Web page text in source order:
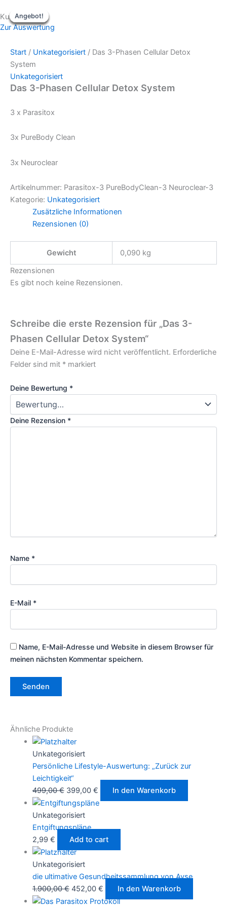
Inhalt
springen
Kurse
Zur Auswertung
Start / Unkategorisiert / Das 3-Phasen Cellular Detox
System
Unkategorisiert
Das 3-Phasen Cellular Detox System
3 x Parasitox
3x PureBody Clean
3x Neuroclear
Artikelnummer: Parasitox-3 PureBodyClean-3 Neuroclear-3
Kategorie: Unkategorisiert
Zusätzliche Informationen
Rezensionen (0)
Gewicht
0,090 kg
Rezensionen
Es gibt noch keine Rezensionen.
Schreibe die erste Rezension für „Das 3-
Phasen Cellular Detox System“
Deine E-Mail-Adresse wird nicht veröffentlicht. Erforderliche
Felder sind mit * markiert
Deine Bewertung *
Deine Rezension *
Name *
E-Mail *
Name, E-Mail-Adresse und Website in diesem Browser für
meinen nächsten Kommentar speichern.
Ähnliche Produkte
Angebot!
Angebot!
Unkategorisiert
Persönliche Lifestyle-Auswertung: „Zurück zur
Leichtigkeit“
499,00€ 399,00 € In den Warenkorb
Unkategorisiert
Entgiftungspläne
2,99 € Add to cart
Angebot!
Angebot!
Unkategorisiert
die ultimative Gesundheitssammlung von Ayse
1.900,00€ 452,00 € In den Warenkorb
Angebot!
Angebot!